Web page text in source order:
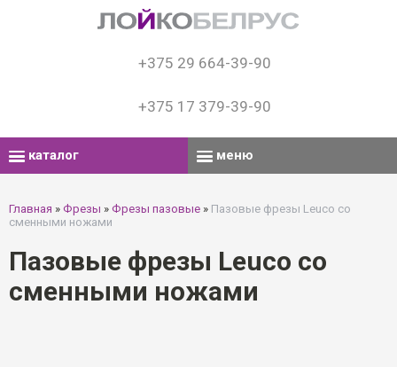
+375 29 664-39-90
+375 17 379-39-90
каталог меню
Главная » Фрезы » Фрезы пазовые » Пазовые фрезы Leuco со
сменными ножами
Пазовые фрезы Leuco со
сменными ножами